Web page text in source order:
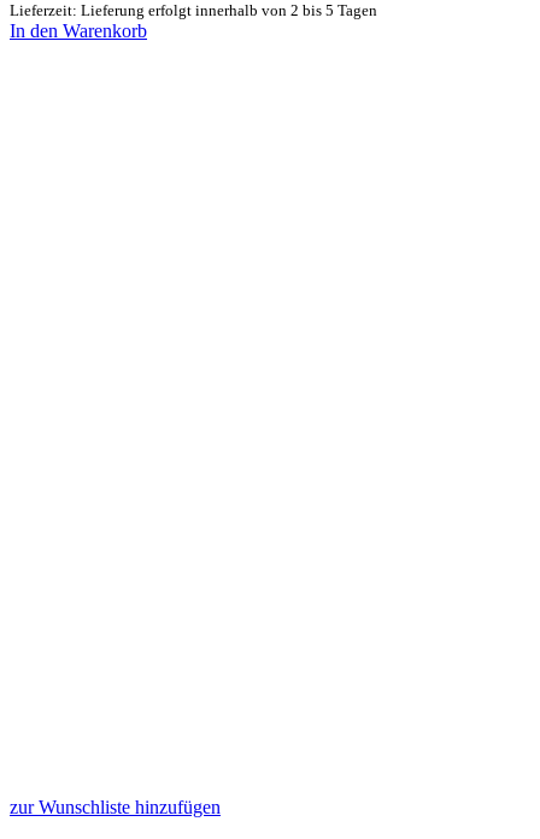
Lieferzeit: Lieferung erfolgt innerhalb von 2 bis 5 Tagen
In den Warenkorb
zur Wunschliste hinzufügen